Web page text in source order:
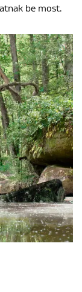
be most.